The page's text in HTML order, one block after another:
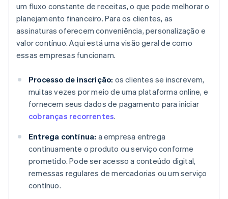
um fluxo constante de receitas, o que pode melhorar o
planejamento financeiro. Para os clientes, as
assinaturas oferecem conveniência, personalização e
valor contínuo. Aqui está uma visão geral de como
essas empresas funcionam.
Processo de inscrição: os clientes se inscrevem,
muitas vezes por meio de uma plataforma online, e
fornecem seus dados de pagamento para iniciar
cobranças recorrentes.
Entrega contínua: a empresa entrega
continuamente o produto ou serviço conforme
prometido. Pode ser acesso a conteúdo digital,
remessas regulares de mercadorias ou um serviço
contínuo.